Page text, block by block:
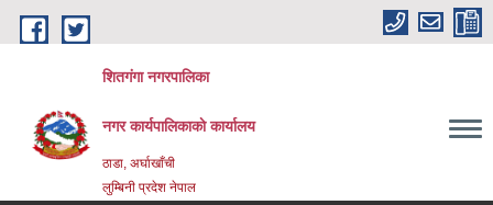
Skip to main content
शितगंगा नगरपालिका
नगर कार्यपालिकाकाे कार्यालय
ठाडा, अर्घाखाँची
लुम्बिनी प्रदेश नेपाल